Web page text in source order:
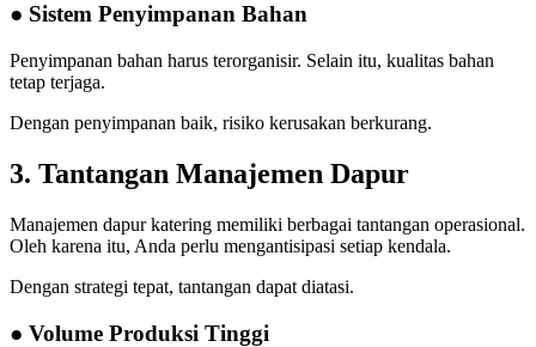
● Sistem Penyimpanan Bahan
Penyimpanan bahan harus terorganisir. Selain itu, kualitas bahan
tetap terjaga.
Dengan penyimpanan baik, risiko kerusakan berkurang.
3. Tantangan Manajemen Dapur
Manajemen dapur katering memiliki berbagai tantangan operasional.
Oleh karena itu, Anda perlu mengantisipasi setiap kendala.
Dengan strategi tepat, tantangan dapat diatasi.
● Volume Produksi Tinggi